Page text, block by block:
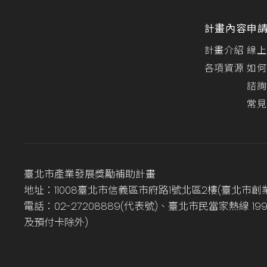
計畫內容
計畫介紹
各項資源
申
線
如
諮
常
臺北市產業發展獎勵補助計畫
地址：11008臺北市信義區市府路1號北區2樓(臺北市
電話：02-27208889(代表號)、臺北市民當家熱線
及預付卡除外)